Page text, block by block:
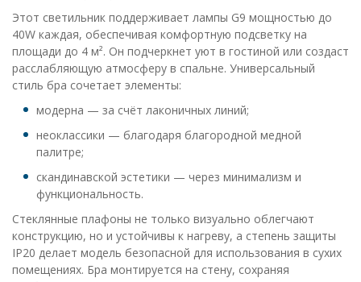
Этот светильник поддерживает лампы G9 мощностью до
40W каждая, обеспечивая комфортную подсветку на
площади до 4 м². Он подчеркнет уют в гостиной или создаст
расслабляющую атмосферу в спальне. Универсальный
стиль бра сочетает элементы:
модерна — за счёт лаконичных линий;
неоклассики — благодаря благородной медной
палитре;
скандинавской эстетики — через минимализм и
функциональность.
Стеклянные плафоны не только визуально облегчают
конструкцию, но и устойчивы к нагреву, а степень защиты
IP20 делает модель безопасной для использования в сухих
помещениях. Бра монтируется на стену, сохраняя